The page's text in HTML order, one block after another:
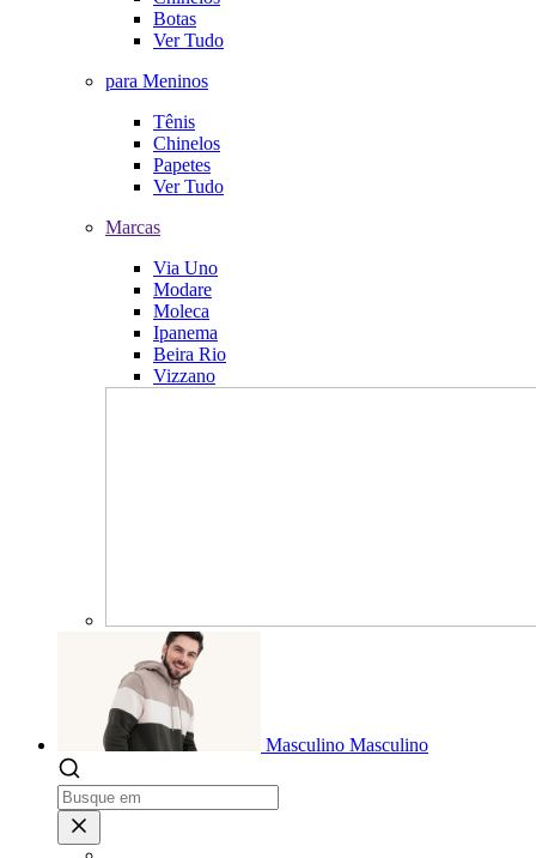
Botas
Ver Tudo
para Meninos
Tênis
Chinelos
Papetes
Ver Tudo
Marcas
Via Uno
Modare
Moleca
Ipanema
Beira Rio
Vizzano
Masculino Masculino